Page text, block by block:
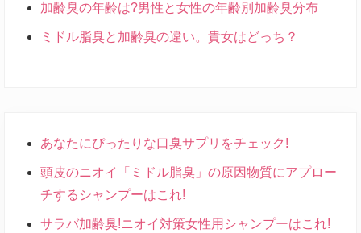
加齢臭の年齢は?男性と女性の年齢別加齢臭分布
ミドル脂臭と加齢臭の違い。貴女はどっち？
あなたにぴったりな口臭サプリをチェック!
頭皮のニオイ「ミドル脂臭」の原因物質にアプロー
チするシャンプーはこれ!
サラバ加齢臭!ニオイ対策女性用シャンプーはこれ!